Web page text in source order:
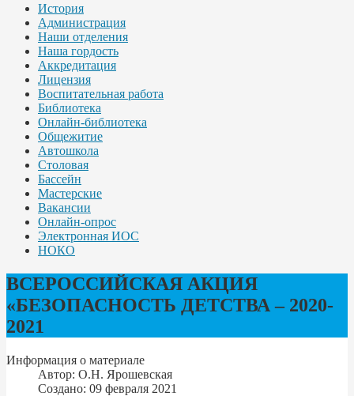
История
Администрация
Наши отделения
Наша гордость
Аккредитация
Лицензия
Воспитательная работа
Библиотека
Онлайн-библиотека
Общежитие
Автошкола
Столовая
Бассейн
Мастерские
Вакансии
Онлайн-опрос
Электронная ИОС
НОКО
ВСЕРОССИЙСКАЯ АКЦИЯ
«БЕЗОПАСНОСТЬ ДЕТСТВА – 2020-
2021
Информация о материале
Автор: О.Н. Ярошевская
Создано: 09 февраля 2021